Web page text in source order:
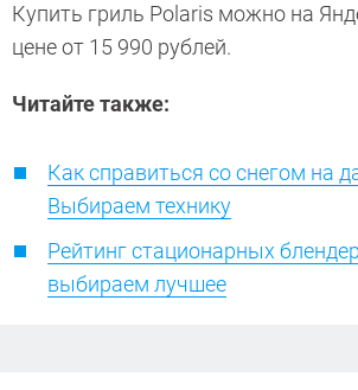
Купить гриль Polaris можно на
цене от 15 990 рублей.
Читайте также:
Как справиться со снегом на
Выбираем технику
Рейтинг стационарных
выбираем лучшее